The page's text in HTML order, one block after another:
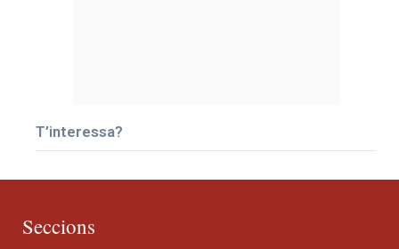
T’interessa?
Seccions